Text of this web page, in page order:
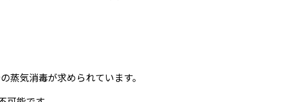
気消毒が求められています。